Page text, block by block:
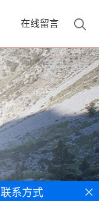
在线留言
联系方式